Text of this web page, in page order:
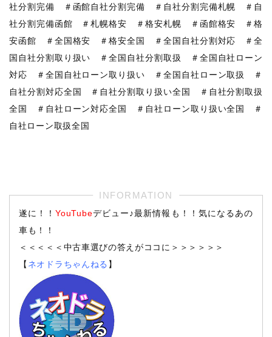
社分割完備 ＃函館自社分割完備 ＃自社分割完備札幌 ＃自
社分割完備函館 ＃札幌格安 ＃格安札幌 ＃函館格安 ＃格
安函館 ＃全国格安 ＃格安全国 ＃全国自社分割対応 ＃全
国自社分割取り扱い ＃全国自社分割取扱 ＃全国自社ローン
対応 ＃全国自社ローン取り扱い ＃全国自社ローン取扱 ＃
自社分割対応全国 ＃自社分割取り扱い全国 ＃自社分割取扱
全国 ＃自社ローン対応全国 ＃自社ローン取り扱い全国 ＃
自社ローン取扱全国
遂に！！YouTubeデビュー♪最新情報も！！気になるあの
車も！！
＜＜＜＜＜中古車選びの答えがココに＞＞＞＞＞＞
【 ネオドラちゃんねる 】